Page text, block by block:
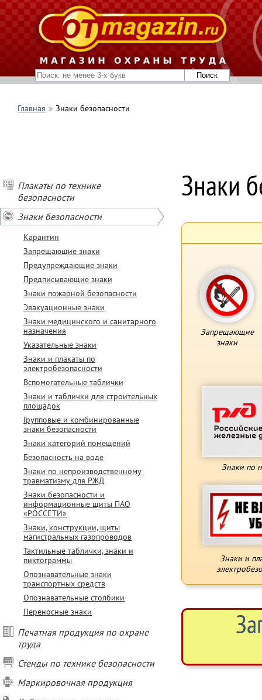
Главная Знаки безопасности
Плакаты по технике
безопасности
Знаки безопасности
Карантин
Запрещающие знаки
Предупреждающие знаки
Предписывающие знаки
Знаки пожарной безопасности
Эвакуационные знаки
Знаки медицинского и санитарного
назначения
Указательные знаки
Знаки и плакаты по
электробезопасности
Вспомогательные таблички
Знаки и таблички для строительных
площадок
Групповые и комбинированные
знаки безопасности
Знаки категорий помещений
Безопасность на воде
Знаки по непроизводственному
травматизму для РЖД
Знаки безопасности и
информационные щиты ПАО
«РОССЕТИ»
Знаки, конструкции, щиты
магистральных газопроводов
Тактильные таблички, знаки и
пиктограммы
Опознавательные знаки
транспортных средств
Опознавательные столбики
Переносные знаки
Печатная продукция по охране
труда
Стенды по технике безопасности
Маркировочная продукция
Знаки
Запрещающие
знаки
Знаки по
Знаки и